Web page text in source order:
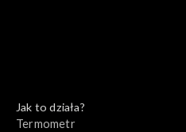
Jak to działa?
Termometr